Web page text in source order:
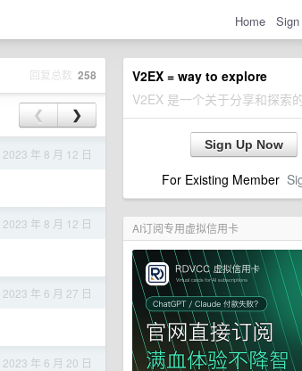
Home
V2EX = way to explore
V2EX 是一个关于分享和探索
Sign Up Now
For Existing Member
AI订阅专用虚拟信用卡
回复总数 258
❮ ❯
2023 年 8 月 12 日
2023 年 8 月 12 日
2023 年 6 月 27 日
2023 年 6 月 20 日